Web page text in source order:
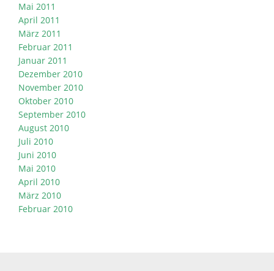
Mai 2011
April 2011
März 2011
Februar 2011
Januar 2011
Dezember 2010
November 2010
Oktober 2010
September 2010
August 2010
Juli 2010
Juni 2010
Mai 2010
April 2010
März 2010
Februar 2010